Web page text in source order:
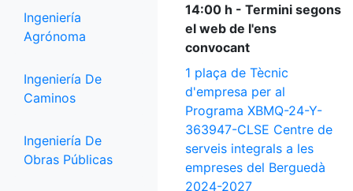
Ingeniería
Agrónoma
Ingeniería De
Caminos
Ingeniería De
Obras Públicas
14:00 h - Termini segons
el web de l'ens
convocant
1 plaça de Tècnic
d'empresa per al
Programa XBMQ-24-Y-
363947-CLSE Centre de
serveis integrals a les
empreses del Berguedà
2024-2027